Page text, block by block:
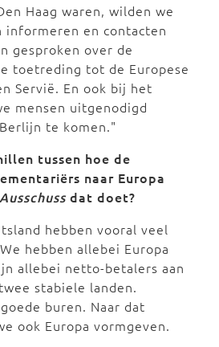
Haag waren, wilden we
informeren en contacten
gesproken over de
toetreding tot de Europese
Servië. En ook bij het
mensen uitgenodigd
te komen."
tussen hoe de
naar Europa
Ausschuss dat doet?
hebben vooral veel
hebben allebei Europa
allebei netto-betalers aan
stabiele landen.
buren. Naar dat
ook Europa vormgeven.